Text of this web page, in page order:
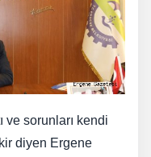
ve sorunları kendi
diyen Ergene